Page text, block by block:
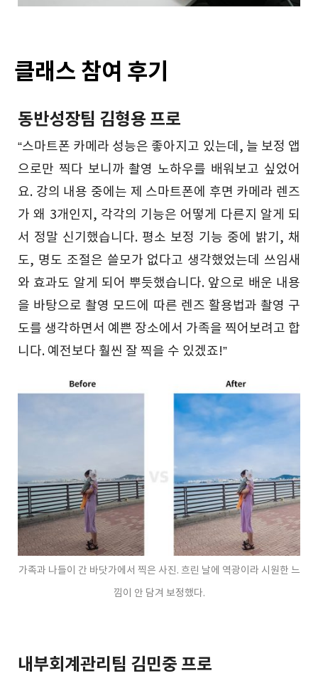
클래스 참여 후기
동반성장팀 김형용 프로
“스마트폰 카메라 성능은 좋아지고 있는데, 늘 보정 앱
으로만 찍다 보니까 촬영 노하우를 배워보고 싶었어
요. 강의 내용 중에는 제 스마트폰에 후면 카메라 렌즈
가 왜 3개인지, 각각의 기능은 어떻게 다른지 알게 되
서 정말 신기했습니다. 평소 보정 기능 중에 밝기, 채
도, 명도 조절은 쓸모가 없다고 생각했었는데 쓰임새
와 효과도 알게 되어 뿌듯했습니다. 앞으로 배운 내용
을 바탕으로 촬영 모드에 따른 렌즈 활용법과 촬영 구
도를 생각하면서 예쁜 장소에서 가족을 찍어보려고 합
니다. 예전보다 훨씬 잘 찍을 수 있겠죠!”
가족과 나들이 간 바닷가에서 찍은 사진. 흐린 날에 역광이라 시원한 느
낌이 안 담겨 보정했다.
내부회계관리팀 김민중 프로